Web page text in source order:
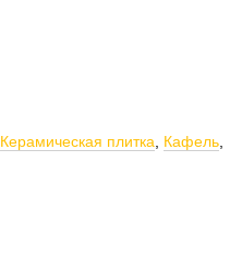
Керамическая плитка Кафель